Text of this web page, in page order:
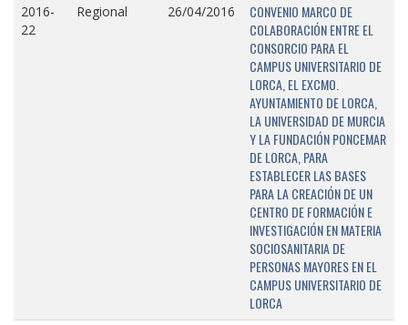
2016-
22
Regional 26/04/2016
CONVENIO MARCO DE
COLABORACIÓN ENTRE EL
CONSORCIO PARA EL
CAMPUS UNIVERSITARIO DE
LORCA, EL EXCMO.
AYUNTAMIENTO DE LORCA,
LA UNIVERSIDAD DE MURCIA
Y LA FUNDACIÓN PONCEMAR
DE LORCA, PARA
ESTABLECER LAS BASES
PARA LA CREACIÓN DE UN
CENTRO DE FORMACIÓN E
INVESTIGACIÓN EN MATERIA
SOCIOSANITARIA DE
PERSONAS MAYORES EN EL
CAMPUS UNIVERSITARIO DE
LORCA